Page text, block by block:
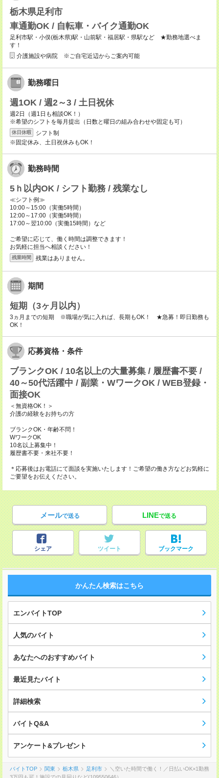
栃木県足利市
車通勤OK / 自転車・バイク通勤OK
足利市駅・小俣(栃木県)駅・山前駅・福居駅・県駅など ★勤務地選べま
す！
介護施設や病院 ※ご自宅近辺からご案内可能
勤務曜日
週1OK / 週2～3 / 土日祝休
週2日（週1日も相談OK！）
※希望のシフトを毎月提出（日数と曜日の組み合わせや固定も可）
休日休暇
シフト制
※固定休み、土日祝休みもOK！
勤務時間
5ｈ以内OK / シフト勤務 / 残業なし
≪シフト例≫
10:00～15:00（実働5時間）
12:00～17:00（実働5時間）
17:00～翌10:00（実働15時間）など
ご希望に応じて、働く時間は調整できます！
お気軽に担当へ相談ください！
残業時間 残業はありません。
期間
短期（3ヶ月以内）
3ヵ月までの短期 ※職場が気に入れば、長期もOK！ ★急募！即日勤務も
OK！
応募資格・条件
ブランクOK / 10名以上の大量募集 / 履歴書不要 /
40～50代活躍中 / 副業・WワークOK / WEB登録・
面接OK
＜無資格OK！＞
介護の経験をお持ちの方
ブランクOK・年齢不問！
WワークOK
10名以上募集中！
履歴書不要・来社不要！
＊応募後はお電話にて面談を実施いたします！ご希望の働き方などお気軽に
ご要望をお伝えください。
メールで送る LINEで送る
シェア ツイート ブックマーク
かんたん検索はこちら
エンバイトTOP
人気のバイト
あなたへのおすすめバイト
最近見たバイト
詳細検索
バイトQ&A
アンケート&プレゼント
バイトTOP 関東 栃木県 足利市
＼空いた時間で働く！／日払いOK×1勤務